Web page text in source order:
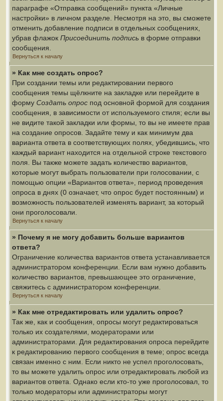
параграфе «Отправка сообщений» пункта «Личные
настройки» в личном разделе. Несмотря на это, вы сможете
отменить добавление подписи в отдельных сообщениях,
убрав флажок Присоединить подпись в форме отправки
сообщения.
Вернуться к началу
» Как мне создать опрос?
При создании темы или редактировании первого
сообщения темы щёлкните на закладке или перейдите в
форму Создать опрос под основной формой для создания
сообщения, в зависимости от используемого стиля; если вы
не видите такой закладки или формы, то вы не имеете прав
на создание опросов. Задайте тему и как минимум два
варианта ответа в соответствующих полях, убедившись, что
каждый вариант находится на отдельной строке текстового
поля. Вы также можете задать количество вариантов,
которые могут выбрать пользователи при голосовании, с
помощью опции «Вариантов ответа», период проведения
опроса в днях (0 означает, что опрос будет постоянным) и
возможность пользователей изменять вариант, за который
они проголосовали.
Вернуться к началу
» Почему я не могу добавить больше вариантов
ответа?
Ограничение количества вариантов ответа устанавливается
администратором конференции. Если вам нужно добавить
количество вариантов, превышающее это ограничение,
свяжитесь с администратором конференции.
Вернуться к началу
» Как мне отредактировать или удалить опрос?
Так же, как и сообщения, опросы могут редактироваться
только их создателями, модераторами или
администраторами. Для редактирования опроса перейдите
к редактированию первого сообщения в теме; опрос всегда
связан именно с ним. Если никто не успел проголосовать,
то вы можете удалить опрос или отредактировать любой из
вариантов ответа. Однако если кто-то уже проголосовал, то
только модераторы или администраторы могут